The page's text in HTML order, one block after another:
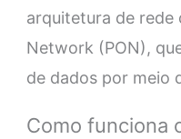
arquitetura de rede
Network (PON),
de dados por meio
Como funciona